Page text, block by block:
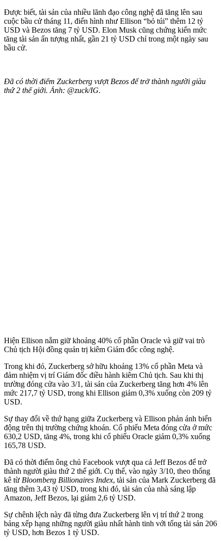
Được biết, tài sản của nhiều lãnh đạo công nghệ đã tăng lên sau
cuộc bầu cử tháng 11, điển hình như Ellison “bỏ túi” thêm 12 tỷ
USD và Bezos tăng 7 tỷ USD. Elon Musk cũng chứng kiến mức
tăng tài sản ấn tượng nhất, gần 21 tỷ USD chỉ trong một ngày sau
bầu cử.
Đã có thời điểm Zuckerberg vượt Bezos để trở thành người giàu
thứ 2 thế giới. Ảnh: @zuck/IG.
Hiện Ellison nắm giữ khoảng 40% cổ phần Oracle và giữ vai trò
Chủ tịch Hội đồng quản trị kiêm Giám đốc công nghệ.
Trong khi đó, Zuckerberg sở hữu khoảng 13% cổ phần Meta và
đảm nhiệm vị trí Giám đốc điều hành kiêm Chủ tịch. Sau khi thị
trường đóng cửa vào 3/1, tài sản của Zuckerberg tăng hơn 4% lên
mức 217,7 tỷ USD, trong khi Ellison giảm 0,3% xuống còn 209 tỷ
USD.
Sự thay đổi về thứ hạng giữa Zuckerberg và Ellison phản ánh biến
động trên thị trường chứng khoán. Cổ phiếu Meta đóng cửa ở mức
630,2 USD, tăng 4%, trong khi cổ phiếu Oracle giảm 0,3% xuống
165,78 USD.
Đã có thời điểm ông chủ Facebook vượt qua cả Jeff Bezos để trở
thành người giàu thứ 2 thế giới. Cụ thể, vào ngày 3/10, theo thống
kê từ Bloomberg Billionaires Index, tài sản của Mark Zuckerberg đã
tăng thêm 3,43 tỷ USD, trong khi đó, tài sản của nhà sáng lập
Amazon, Jeff Bezos, lại giảm 2,6 tỷ USD.
Sự chênh lệch này đã từng đưa Zuckerberg lên vị trí thứ 2 trong
bảng xếp hạng những người giàu nhất hành tinh với tổng tài sản 206
tỷ USD, hơn Bezos 1 tỷ USD.